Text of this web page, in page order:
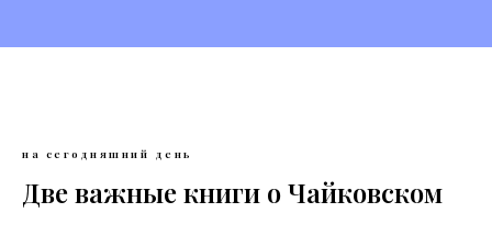
на сегодняшний день
Две важные книги о Чайковском